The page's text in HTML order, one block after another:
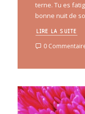
terne. Tu es
bonne nuit de
LIRE LA SUITE
0